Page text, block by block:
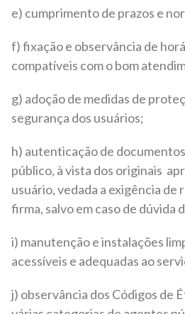
e) cumprimento de prazos e
f) fixação e observância de
compatíveis com o bom
g) adoção de medidas de
segurança dos usuários;
h) autenticação de
público, à vista dos originais
usuário, vedada a exigência
firma, salvo em caso de dúvida
i) manutenção e instalações
acessíveis e adequadas ao
j) observância dos Códigos de